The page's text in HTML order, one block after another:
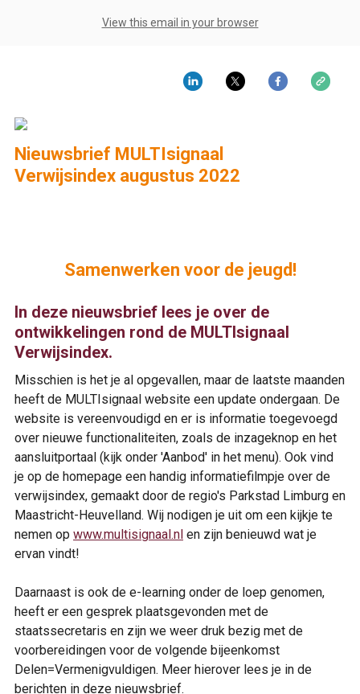
View this email in your browser
Nieuwsbrief MULTIsignaal
Verwijsindex augustus 2022
Samenwerken voor de jeugd!
In deze nieuwsbrief lees je over de
ontwikkelingen rond de MULTIsignaal
Verwijsindex.
Misschien is het je al opgevallen, maar de laatste maanden
heeft de MULTIsignaal website een update ondergaan. De
website is vereenvoudigd en er is informatie toegevoegd
over nieuwe functionaliteiten, zoals de inzageknop en het
aansluitportaal (kijk onder 'Aanbod' in het menu). Ook vind
je op de homepage een handig informatiefilmpje over de
verwijsindex, gemaakt door de regio's Parkstad Limburg en
Maastricht-Heuvelland. Wij nodigen je uit om een kijkje te
nemen op www.multisignaal.nl en zijn benieuwd wat je
ervan vindt!
Daarnaast is ook de e-learning onder de loep genomen,
heeft er een gesprek plaatsgevonden met de
staatssecretaris en zijn we weer druk bezig met de
voorbereidingen voor de volgende bijeenkomst
Delen=Vermenigvuldigen. Meer hierover lees je in de
berichten in deze nieuwsbrief.